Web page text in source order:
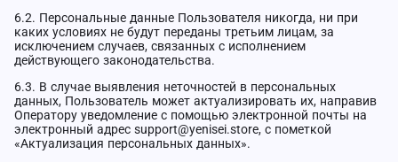
6.2. Персональные данные Пользователя никогда, ни при
каких условиях не будут переданы третьим лицам, за
исключением случаев, связанных с исполнением
действующего законодательства.
6.3. В случае выявления неточностей в персональных
данных, Пользователь может актуализировать их, направив
Оператору уведомление с помощью электронной почты на
электронный адрес support@yenisei.store, с пометкой
«Актуализация персональных данных».